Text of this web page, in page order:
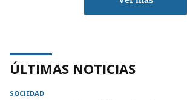
ÚLTIMAS NOTICIAS
SOCIEDAD